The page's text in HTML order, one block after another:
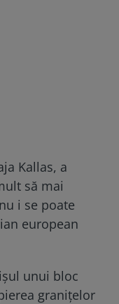
Kallas, a
să mai
i se poate
european
unui bloc
granițelor